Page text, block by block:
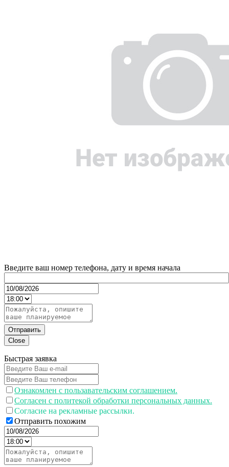
Введите ваш номер телефона, дату и время начала
Отправить
Close
Быстрая заявка
Ознакомлен с пользавательским соглашением.
Согласен с политекой обработки персональных данных.
Согласие на рекламные рассылки.
Отправить похожим